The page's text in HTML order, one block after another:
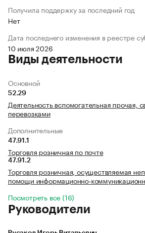
Получила поддержку за последний год
Нет
Дата последнего изменения в реестре
10 июля 2026
Виды деятельности
Основной
52.29
Деятельность вспомогательная прочая,
перевозками
Дополнительные
47.91.1
Торговля розничная по почте
47.91.2
Торговля розничная, осуществляемая
помощи информационно-
Посмотреть все (16)
Руководители